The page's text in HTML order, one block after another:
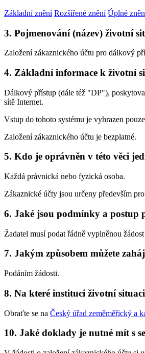
Základní znění Rozšířené znění Úplné
3. Pojmenování (název) životní
Založení zákaznického účtu pro dálkový
4. Základní informace k životní
Dálkový přístup (dále též "DP"),
sítě Internet.
Vstup do tohoto systému je vyhrazen
Založení zákaznického účtu je bezplatné.
5. Kdo je oprávněn v této věci
Každá právnická nebo fyzická osoba.
Zákaznické účty jsou určeny především
6. Jaké jsou podmínky a postup
Žadatel musí podat řádně vyplněnou
7. Jakým způsobem můžete
Podáním žádosti.
8. Na které instituci životní
Obraťte se na Český úřad zeměměřický a
10. Jaké doklady je nutné mít s